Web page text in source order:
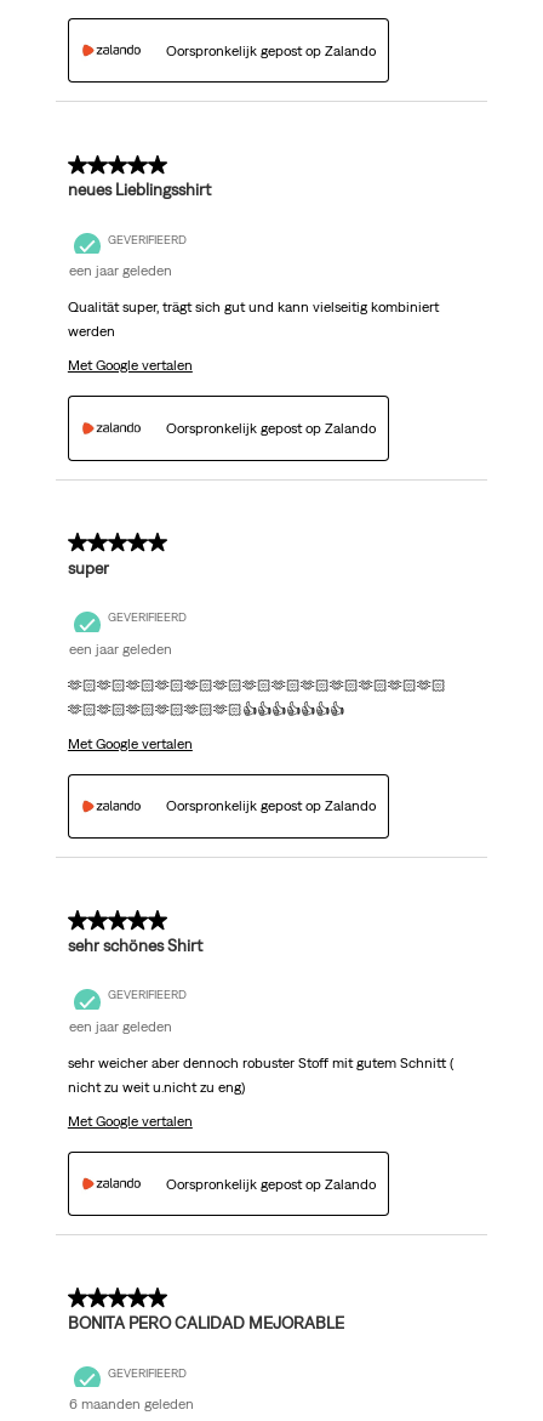
Oorspronkelijk gepost op Zalando
5 van 5 sterren.
neues Lieblingsshirt
GEVERIFIEERD
een jaar geleden
Qualität super, trägt sich gut und kann vielseitig kombiniert
werden
Met Google vertalen
Oorspronkelijk gepost op Zalando
5 van 5 sterren.
super
GEVERIFIEERD
een jaar geleden
🫶🏻🫶🏻🫶🏻🫶🏻🫶🏻🫶🏻🫶🏻🫶🏻🫶🏻🫶🏻🫶🏻🫶🏻🫶🏻
🫶🏻🫶🏻🫶🏻🫶🏻🫶🏻🫶🏻👍👍👍👍👍👍👍
Met Google vertalen
Oorspronkelijk gepost op Zalando
5 van 5 sterren.
sehr schönes Shirt
GEVERIFIEERD
een jaar geleden
sehr weicher aber dennoch robuster Stoff mit gutem Schnitt (
nicht zu weit u.nicht zu eng)
Met Google vertalen
Oorspronkelijk gepost op Zalando
3 van 5 sterren.
BONITA PERO CALIDAD MEJORABLE
GEVERIFIEERD
6 maanden geleden